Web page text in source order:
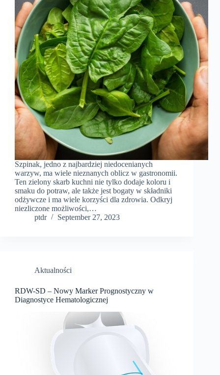
Szpinak, jedno z najbardziej niedocenianych
warzyw, ma wiele nieznanych oblicz w gastronomii.
Ten zielony skarb kuchni nie tylko dodaje koloru i
smaku do potraw, ale także jest bogaty w składniki
odżywcze i ma wiele korzyści dla zdrowia. Odkryj
niezliczone możliwości,…
ptdr
September 27, 2023
Aktualności
RDW-SD – Nowy Marker Prognostyczny w
Diagnostyce Hematologicznej